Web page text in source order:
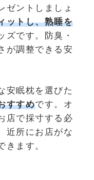
ゼントしましょ
ットし、熟睡を
ズです。防臭・
が調整できる安
安眠枕を選びた
すすめです。オ
店で採寸する必
近所にお店がな
きます。